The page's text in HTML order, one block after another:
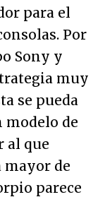
para el
Por
Sony y
muy
se pueda
modelo de
al que
mayor de
parece